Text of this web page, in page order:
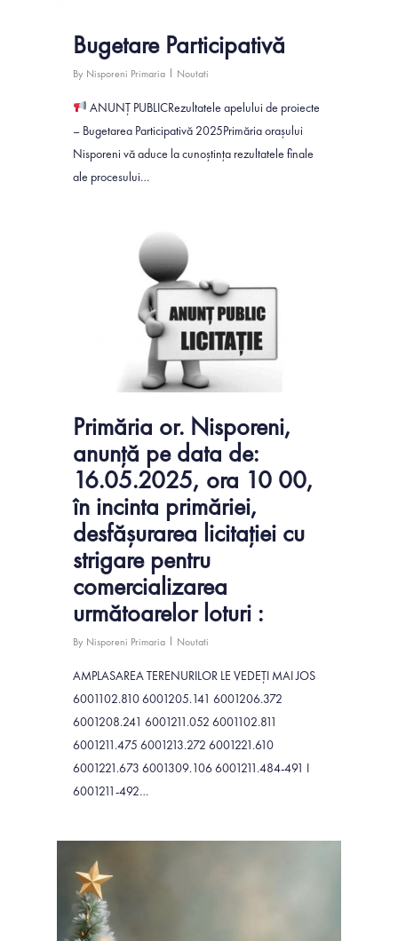
Bugetare Participativă
By Nisporeni Primaria Noutati
ANUNȚ PUBLICRezultatele apelului de proiecte
– Bugetarea Participativă 2025Primăria orașului
Nisporeni vă aduce la cunoștința rezultatele finale
ale procesului…
Primăria or. Nisporeni,
anunță pe data de:
16.05.2025, ora 10 00,
în incinta primăriei,
desfășurarea licitației cu
strigare pentru
comercializarea
următoarelor loturi :
By Nisporeni Primaria Noutati
AMPLASAREA TERENURILOR LE VEDEȚI MAI JOS
6001102.810 6001205.141 6001206.372
6001208.241 6001211.052 6001102.811
6001211.475 6001213.272 6001221.610
6001221.673 6001309.106 6001211.484-491 I
6001211-492…